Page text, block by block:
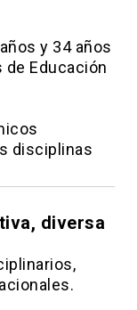
uno de
biblioteca
uno
se
a
de
y 34 años
Educación
disciplinas
diversa